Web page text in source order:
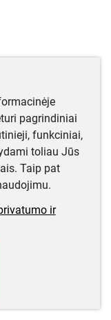
pagrindiniai
funkciniai,
toliau Jūs
Taip pat
ir